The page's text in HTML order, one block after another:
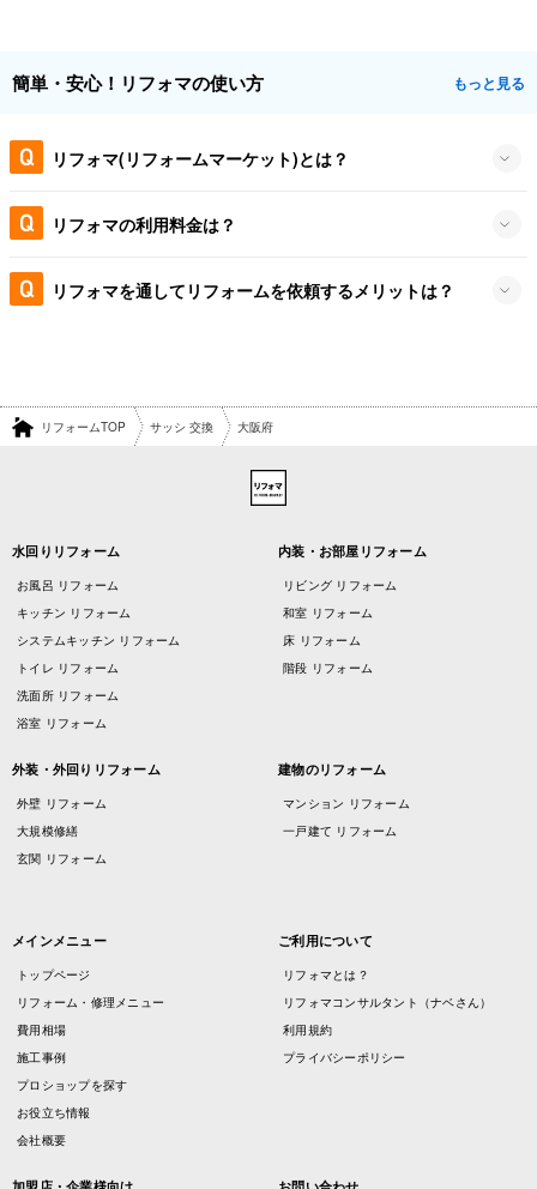
簡単・安心！リフォマの使い方 もっと見る
リフォマ(リフォームマーケット)とは？
リフォマの利用料金は？
リフォマを通してリフォームを依頼するメリットは？
リフォームTOP サッシ 交換 大阪府
水回りリフォーム
お風呂 リフォーム
キッチン リフォーム
システムキッチン リフォーム
トイレ リフォーム
洗面所 リフォーム
浴室 リフォーム
内装・お部屋リフォーム
リビング リフォーム
和室 リフォーム
床 リフォーム
階段 リフォーム
外装・外回りリフォーム
外壁 リフォーム
大規模修繕
玄関 リフォーム
建物のリフォーム
マンション リフォーム
一戸建て リフォーム
メインメニュー
トップページ
リフォーム・修理メニュー
費用相場
施工事例
プロショップを探す
お役立ち情報
会社概要
ご利用について
リフォマとは？
リフォマコンサルタント（ナベさん）
利用規約
プライバシーポリシー